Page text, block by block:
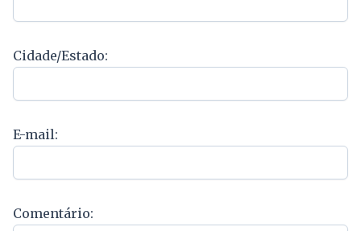
Cidade/Estado:
E-mail:
Comentário: